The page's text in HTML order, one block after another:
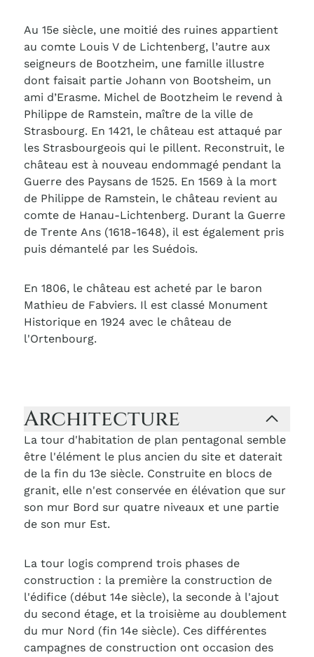
Au 15e siècle, une moitié des ruines appartient
au comte Louis V de Lichtenberg, l’autre aux
seigneurs de Bootzheim, une famille illustre
dont faisait partie Johann von Bootsheim, un
ami d’Erasme. Michel de Bootzheim le revend à
Philippe de Ramstein, maître de la ville de
Strasbourg. En 1421, le château est attaqué par
les Strasbourgeois qui le pillent. Reconstruit, le
château est à nouveau endommagé pendant la
Guerre des Paysans de 1525. En 1569 à la mort
de Philippe de Ramstein, le château revient au
comte de Hanau-Lichtenberg. Durant la Guerre
de Trente Ans (1618-1648), il est également pris
puis démantelé par les Suédois.
En 1806, le château est acheté par le baron
Mathieu de Fabviers. Il est classé Monument
Historique en 1924 avec le château de
l'Ortenbourg.
Architecture
La tour d'habitation de plan pentagonal semble
être l'élément le plus ancien du site et daterait
de la fin du 13e siècle. Construite en blocs de
granit, elle n'est conservée en élévation que sur
son mur Bord sur quatre niveaux et une partie
de son mur Est.
La tour logis comprend trois phases de
construction : la première la construction de
l'édifice (début 14e siècle), la seconde à l'ajout
du second étage, et la troisième au doublement
du mur Nord (fin 14e siècle). Ces différentes
campagnes de construction ont occasion des